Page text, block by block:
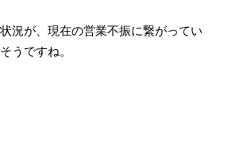
況が、現在の営業不振に繋がってい
うですね。